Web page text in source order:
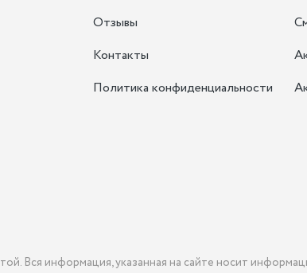
Отзывы
Контакты
Политика конфиденциальности
Вся информация, указанная на сайте носит